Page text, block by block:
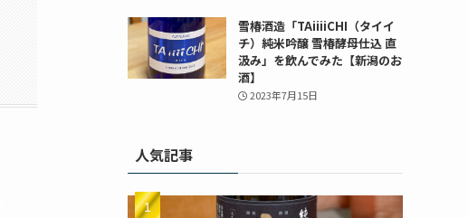
雪椿酒造「TAiiiiCHI（タイイ
チ）純米吟醸 雪椿酵母仕込 直
汲み」を飲んでみた【新潟のお
酒】
2023年7月15日
人気記事